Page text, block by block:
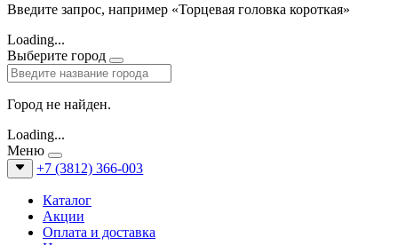
Введите запрос, например «Торцевая головка короткая»
Loading...
Выберите город
Город не найден.
Loading...
Меню
+7 (3812) 366-003
Каталог
Акции
Оплата и доставка